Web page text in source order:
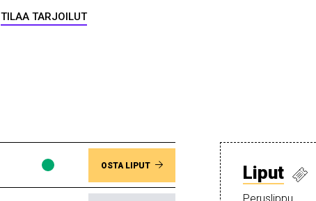
TILAA TARJOILUT
Lippujen
saatavuus
OSTA LIPUT Liput